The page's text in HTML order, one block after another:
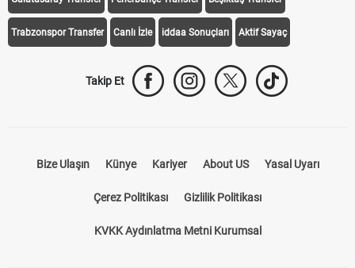
Trabzonspor Transfer Canlı İzle iddaa Sonuçları Aktif Sayaç
Takip Et
Bize Ulaşın Künye Kariyer About US Yasal Uyarı
Çerez Politikası Gizlilik Politikası
KVKK Aydınlatma Metni Kurumsal